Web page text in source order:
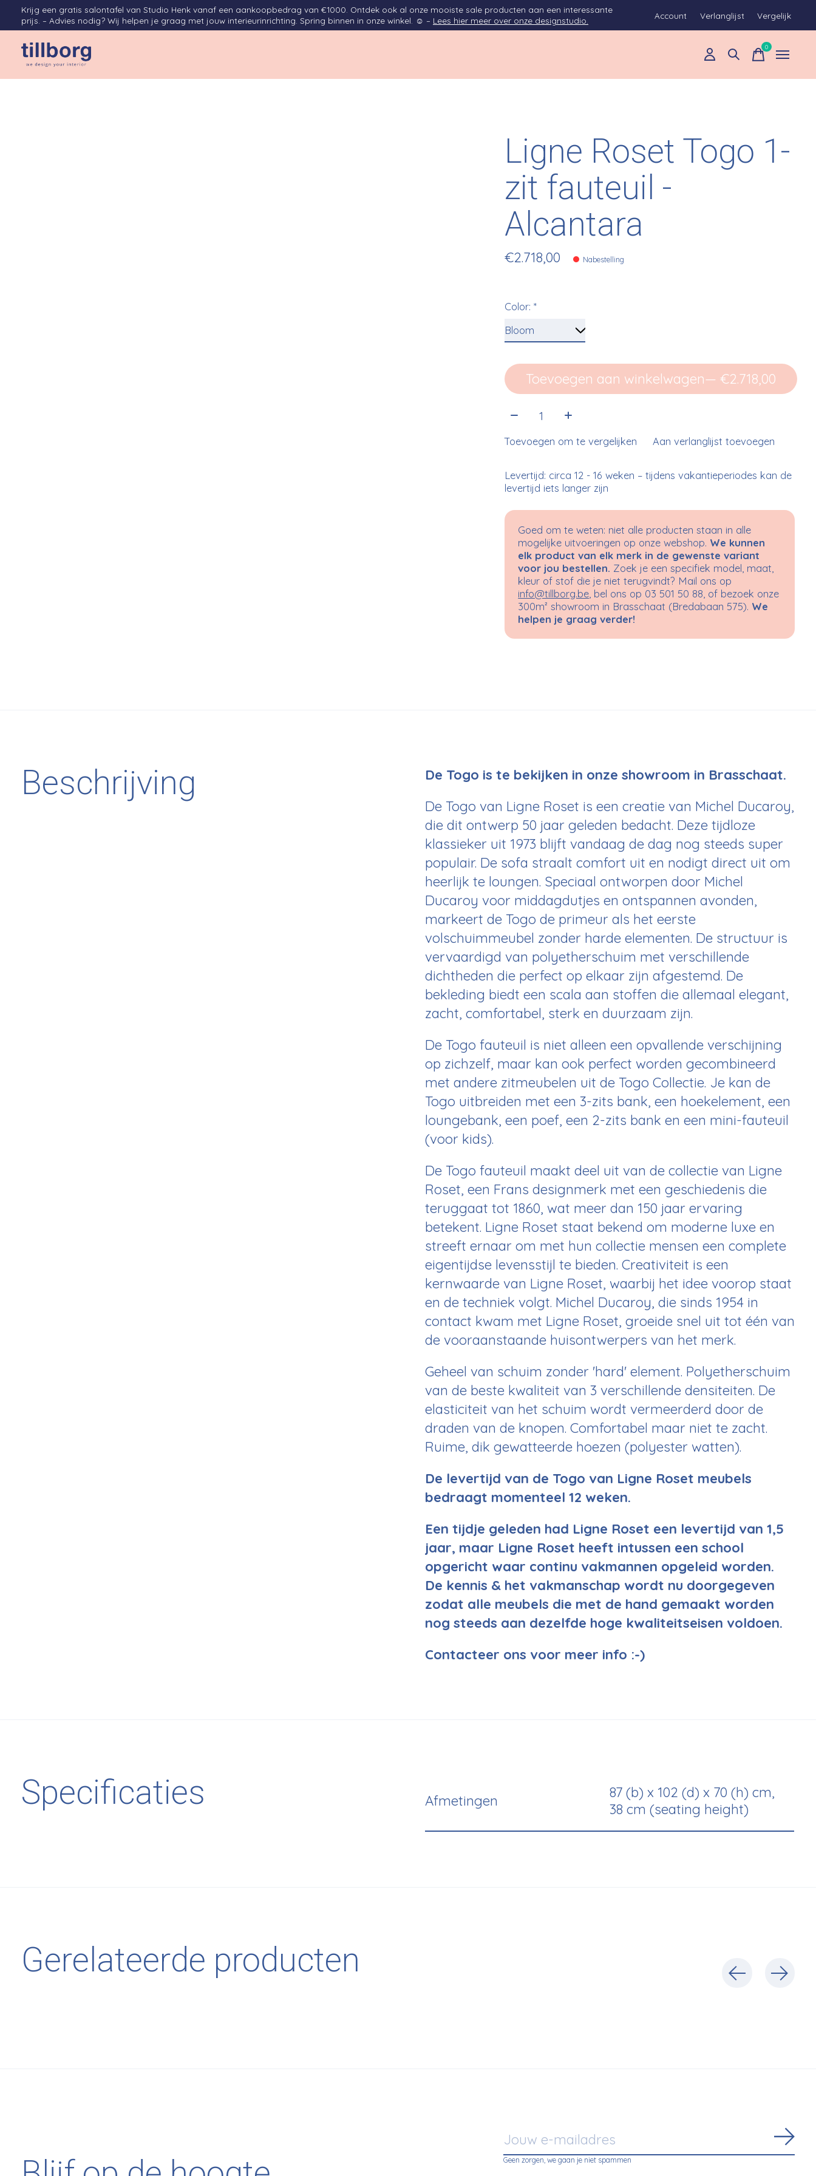
Krijg een gratis salontafel van Studio Henk vanaf een aankoopbedrag van €1000. Ontdek ook al onze mooiste sale producten aan een interessante
prijs. – Advies nodig? Wij helpen je graag met jouw interieurinrichting. Spring binnen in onze winkel. ☺ – Lees hier meer over onze designstudio. Account Verlanglijst Vergelijk
0items
Ligne Roset Togo 1-
zit fauteuil -
Alcantara
€2.718,00 Nabestelling
Color:*
Toevoegen aan winkelwagen
— €2.718,00
Aantal:
Toevoegen om te vergelijken Aan verlanglijst toevoegen
Levertijd: circa 12 - 16 weken – tijdens vakantieperiodes kan de
levertijd iets langer zijn
Goed om te weten: niet alle producten staan in alle
mogelijke uitvoeringen op onze webshop. We kunnen
elk product van elk merk in de gewenste variant
voor jou bestellen. Zoek je een specifiek model, maat,
kleur of stof die je niet terugvindt? Mail ons op
info@tillborg.be , bel ons op 03 501 50 88, of bezoek onze
300m² showroom in Brasschaat (Bredabaan 575). We
helpen je graag verder!
Beschrijving
De Togo is te bekijken in onze showroom in Brasschaat.
De Togo van Ligne Roset is een creatie van Michel Ducaroy,
die dit ontwerp 50 jaar geleden bedacht. Deze tijdloze
klassieker uit 1973 blijft vandaag de dag nog steeds super
populair. De sofa straalt comfort uit en nodigt direct uit om
heerlijk te loungen. Speciaal ontworpen door Michel
Ducaroy voor middagdutjes en ontspannen avonden,
markeert de Togo de primeur als het eerste
volschuimmeubel zonder harde elementen. De structuur is
vervaardigd van polyetherschuim met verschillende
dichtheden die perfect op elkaar zijn afgestemd. De
bekleding biedt een scala aan stoffen die allemaal elegant,
zacht, comfortabel, sterk en duurzaam zijn.
De Togo fauteuil is niet alleen een opvallende verschijning
op zichzelf, maar kan ook perfect worden gecombineerd
met andere zitmeubelen uit de Togo Collectie. Je kan de
Togo uitbreiden met een 3-zits bank, een hoekelement, een
loungebank, een poef, een 2-zits bank en een mini-fauteuil
(voor kids).
De Togo fauteuil maakt deel uit van de collectie van Ligne
Roset, een Frans designmerk met een geschiedenis die
teruggaat tot 1860, wat meer dan 150 jaar ervaring
betekent. Ligne Roset staat bekend om moderne luxe en
streeft ernaar om met hun collectie mensen een complete
eigentijdse levensstijl te bieden. Creativiteit is een
kernwaarde van Ligne Roset, waarbij het idee voorop staat
en de techniek volgt. Michel Ducaroy, die sinds 1954 in
contact kwam met Ligne Roset, groeide snel uit tot één van
de vooraanstaande huisontwerpers van het merk.
Geheel van schuim zonder 'hard' element. Polyetherschuim
van de beste kwaliteit van 3 verschillende densiteiten. De
elasticiteit van het schuim wordt vermeerderd door de
draden van de knopen. Comfortabel maar niet te zacht.
Ruime, dik gewatteerde hoezen (polyester watten).
De levertijd van de Togo van Ligne Roset meubels
bedraagt momenteel 12 weken.
Een tijdje geleden had Ligne Roset een levertijd van 1,5
jaar, maar Ligne Roset heeft intussen een school
opgericht waar continu vakmannen opgeleid worden.
De kennis & het vakmanschap wordt nu doorgegeven
zodat alle meubels die met de hand gemaakt worden
nog steeds aan dezelfde hoge kwaliteitseisen voldoen.
Contacteer ons voor meer info :-)
Specificaties Afmetingen
87 (b) x 102 (d) x 70 (h) cm,
38 cm (seating height)
Gerelateerde producten
Geen zorgen, we gaan je niet spammen